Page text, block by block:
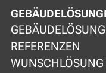
REFERENZEN